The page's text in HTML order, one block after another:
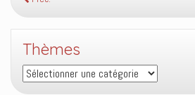
Thèmes
Thèmes